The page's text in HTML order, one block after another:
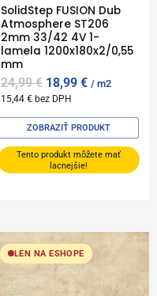
SolidStep FUSION Dub
Atmosphere ST206
2mm 33/42 4V 1-
lamela 1200x180x2/0,55
mm
24,99€ 18,99€ m2
15,44€ bez DPH
Tento produkt môžete mať
lacnejšie!
ZOBRAZIŤ PRODUKT
LEN NA ESHOPE